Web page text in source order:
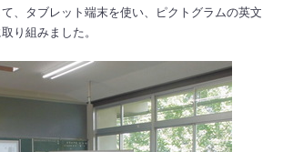
、タブレット端末を使い、ピクトグラムの英文
り組みました。